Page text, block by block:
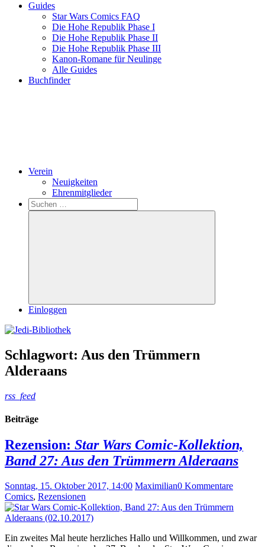
Guides
Star Wars Comics FAQ
Die Hohe Republik Phase I
Die Hohe Republik Phase II
Die Hohe Republik Phase III
Kanon-Romane für Neulinge
Alle Guides
Buchfinder
Verein
Neuigkeiten
Ehrenmitglieder
Search
Suchen
nach:
Suchen
Einloggen
Schlagwort: Aus den Trümmern
Alderaans
rss_feed
Beiträge
Rezension: Star Wars Comic-Kollektion,
Band 27: Aus den Trümmern Alderaans
Sonntag, 15. Oktober 2017, 14:00 Maximilian0 Kommentare
Comics, Rezensionen
Ein zweites Mal heute herzliches Hallo und Willkommen, und zwar